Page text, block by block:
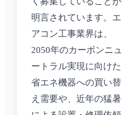
明言されています。エ
アコン工事業界は、
2050年のカーボンニュ
ートラル実現に向けた
省エネ機器への買い替
え需要や、近年の猛暑